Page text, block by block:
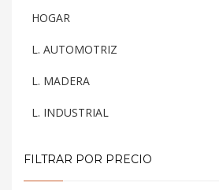
HOGAR
L. AUTOMOTRIZ
L. MADERA
L. INDUSTRIAL
FILTRAR POR PRECIO